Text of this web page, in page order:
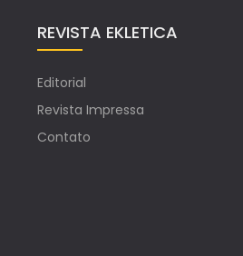
REVISTA EKLETICA
Editorial
Revista Impressa
Contato